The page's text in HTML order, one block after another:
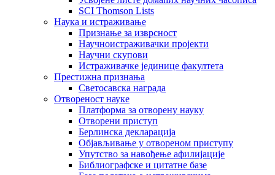
SCI Thomson Lists
Наука и истраживање
Признање за изврсност
Научноистраживачки пројекти
Научни скупови
Истраживачке јединице факултета
Престижна признања
Светосавска награда
Отвореност науке
Платформа за отворену науку
Отворени приступ
Берлинска декларација
Објављивање у отвореном приступу
Упутство за навођење афилијације
Библиографске и цитатне базе